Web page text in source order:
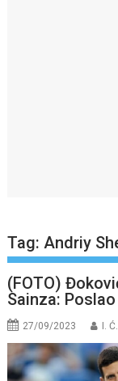
Tag:Andriy
(FOTO)
Sainza:
27/09/2023 I. Ć.